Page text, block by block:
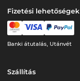
Fizetési lehetőségek
Banki átutalás, Utánvét
Szállítás